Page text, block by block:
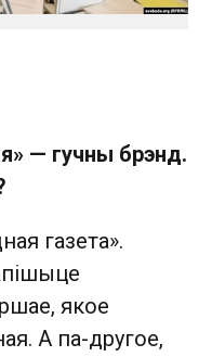
— гучны брэнд.
газета».
якое
А па-другое,